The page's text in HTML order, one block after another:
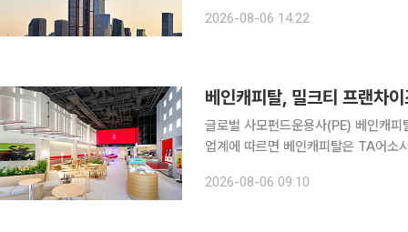
되면서 안정적인 현금흐름과 자산가
2026-08-06 14:22
베인캐피탈, 밀크티 프랜차이
글로벌 사모펀드운용사(PE) 베인캐피탈이 밀
업계에 따르면 베인캐피탈은 TA어소
알려졌다. 거래 완결(딜 클로징)
2026-08-06 09:10